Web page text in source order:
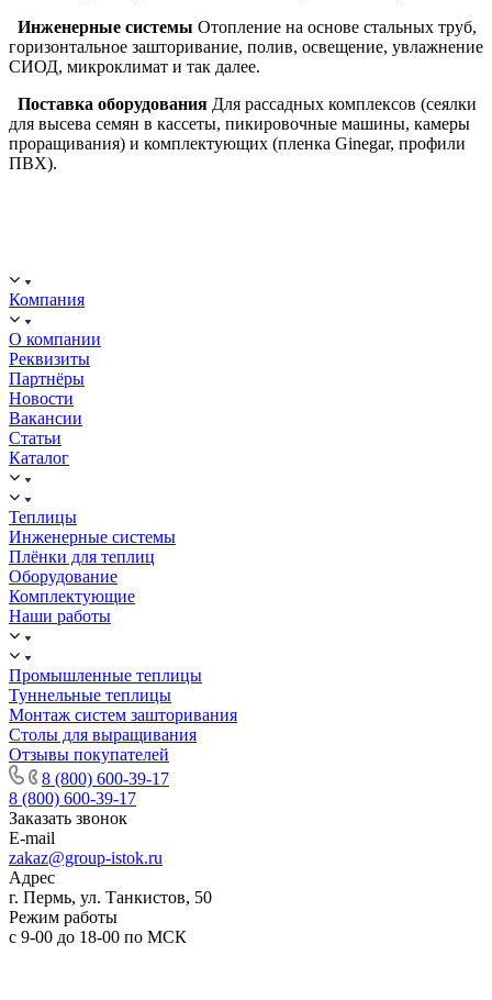
Инженерные системы Отопление на основе стальных труб,
горизонтальное зашторивание, полив, освещение, увлажнение
СИОД, микроклимат и так далее.
Поставка оборудования Для рассадных комплексов (сеялки
для высева семян в кассеты, пикировочные машины, камеры
проращивания) и комплектующих (пленка Ginegar, профили
ПВХ).
Компания
О компании
Реквизиты
Партнёры
Новости
Вакансии
Статьи
Каталог
Теплицы
Инженерные системы
Плёнки для теплиц
Оборудование
Комплектующие
Наши работы
Промышленные теплицы
Туннельные теплицы
Монтаж систем зашторивания
Столы для выращивания
Отзывы покупателей
8 (800) 600-39-17
8 (800) 600-39-17
Заказать звонок
E-mail
zakaz@group-istok.ru
Адрес
г. Пермь, ул. Танкистов, 50
Режим работы
с 9-00 до 18-00 по МСК